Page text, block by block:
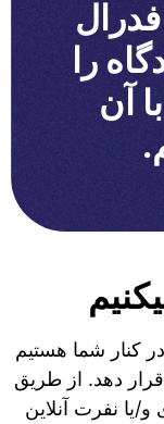
را
آن
کنار شما هستیم
دهد. از طریق
یا نفرت آنلاین